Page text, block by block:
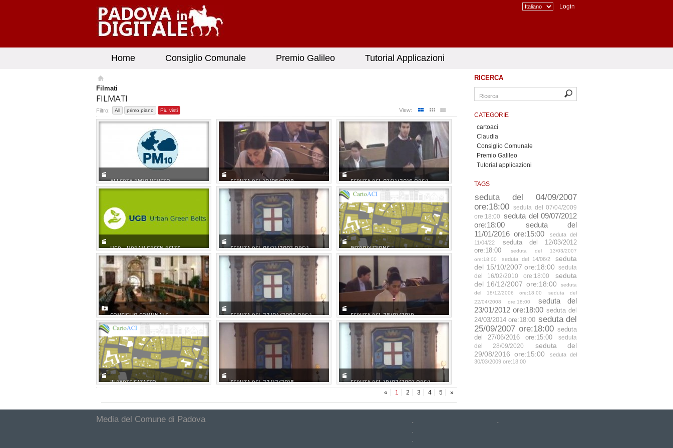
Login
Home Consiglio Comunale Premio Galileo Tutorial Applicazioni
RICERCA
CATEGORIE
cartoaci
Claudia
Consiglio Comunale
Premio Galileo
Tutorial applicazioni
TAGS
seduta del 04/09/2007
ore:18:00 seduta del 07/04/2009
ore:18:00 seduta del 09/07/2012
ore:18:00
seduta del
11/01/2016 ore:15:00
seduta del
11/04/22
seduta del 12/03/2012
ore:18:00
seduta del 13/03/2007
ore:18:00
seduta del 14/06/2
seduta
del 15/10/2007 ore:18:00 seduta
del 16/02/2010 ore:18:00
seduta
del 16/12/2007 ore:18:00
seduta
del 18/12/2006 ore:18:00
seduta del
22/04/2008 ore:18:00
seduta del
23/01/2012 ore:18:00 seduta del
24/03/2014 ore:18:00 seduta del
25/09/2007 ore:18:00 seduta
del 27/06/2016 ore:15:00
seduta
del 28/09/2020
seduta del
29/08/2016 ore:15:00
seduta del
30/03/2009 ore:18:00
Filmati
FILMATI
Filtro: All primo piano Piu visti View:
ALLERTA PM10 VENETO SEDUTA DEL 10/06/2019 SEDUTA DEL 07/11/2016 ORE:1...
UGB - URBAN GREEN BELTS SEDUTA DEL 05/11/2007 ORE:1... INTRODUZIONE
CONSIGLIO COMUNALE SEDUTA DEL 22/04/2009 ORE:1... SEDUTA DEL 28/01/2019
III PARTE CATASTO SEDUTA DEL 22/12/2018
SEDUTA DEL 19/02/2007 ORE:1...
«
1 2 3 4 5 »
Media del Comune di Padova .
.
.
.